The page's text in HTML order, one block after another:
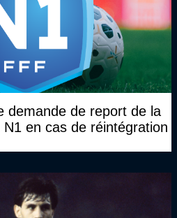
demande de report de la
en cas de réintégration